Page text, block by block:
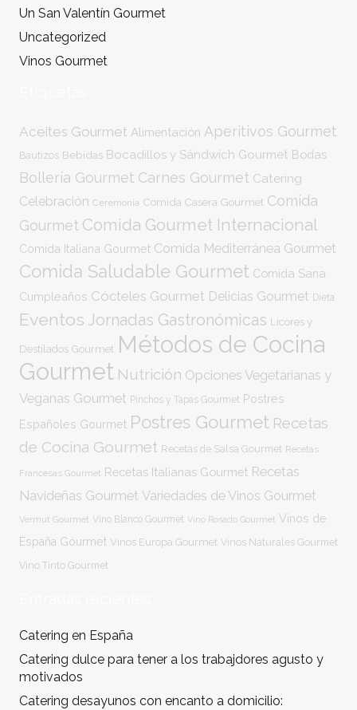
Un San Valentín Gourmet
Uncategorized
Vinos Gourmet
Aceites Gourmet Alimentación Aperitivos Gourmet
Bautizos Bebidas Bocadillos y Sándwich Gourmet Bodas
Bollería Gourmet Carnes Gourmet Catering
Celebración Ceremonia Comida Casera Gourmet Comida
Gourmet Comida Gourmet Internacional
Comida Italiana Gourmet Comida Mediterránea Gourmet
Comida Saludable Gourmet Comida Sana
Cumpleaños Cócteles Gourmet Delicias Gourmet Dieta
Eventos Jornadas Gastronómicas Licores y
Destilados Gourmet Métodos de Cocina
Gourmet Nutrición Opciones Vegetarianas y
Veganas Gourmet Pinchos y Tapas Gourmet Postres
Españoles Gourmet Postres Gourmet Recetas
de Cocina Gourmet Recetas de Salsa Gourmet Recetas
Francesas Gourmet Recetas Italianas Gourmet Recetas
Navideñas Gourmet Variedades de Vinos Gourmet
Vermut Gourmet Vino Blanco Gourmet Vino Rosado Gourmet Vinos de
España Gourmet Vinos Europa Gourmet Vinos Naturales Gourmet
Vino Tinto Gourmet
Catering en España
Catering dulce para tener a los trabajdores agusto y
motivados
Catering desayunos con encanto a domicilio: